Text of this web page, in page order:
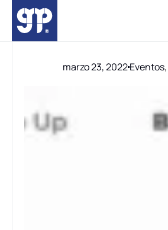
marzo 23, 2022Eventos,